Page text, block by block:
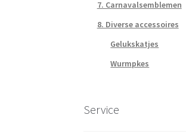
7. Carnavalsemblemen
8. Diverse accessoires
Gelukskatjes
Wurmpkes
Service